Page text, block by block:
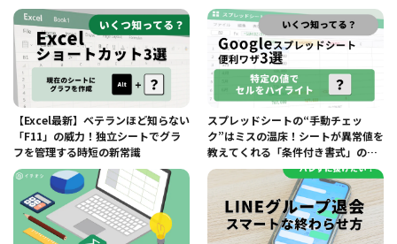
【Excel最新】ベテランほど知らない
「F11」の威力！独立シートでグラ
フを管理する時短の新常識
スプレッドシートの“手動チェッ
ク”はミスの温床！シートが異常値を
教えてくれる「条件付き書式」の神
設定